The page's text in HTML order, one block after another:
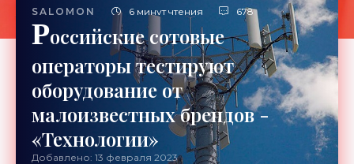
SALOMON 6 минут чтения 678
Российские сотовые
операторы тестируют
оборудование от
малоизвестных брендов -
«Технологии»
Добавлено: 13 февраля 2023